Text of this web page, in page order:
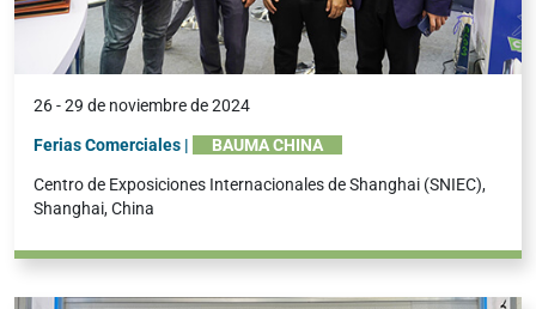
26 - 29 de noviembre de 2024
Ferias Comerciales | BAUMA CHINA
Centro de Exposiciones Internacionales de Shanghai (SNIEC),
Shanghai, China